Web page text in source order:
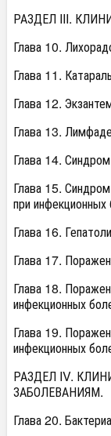
РАЗДЕЛ III.
Глава 10.
Глава 11.
Глава 12.
Глава 13.
Глава 14.
Глава 15.
при инфекционных
Глава 16.
Глава 17.
Глава 18.
инфекционных
Глава 19.
инфекционных
РАЗДЕЛ IV.
ЗАБОЛЕВАНИЯМ.
Глава 20.